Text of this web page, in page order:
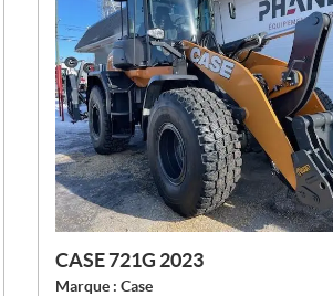
CASE 721G 2023
Marque : Case